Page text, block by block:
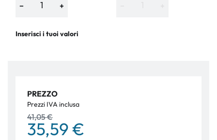
− +
Inserisci i tuoi valori
PREZZO
Prezzi IVA inclusa
41,05 €
35,59 €